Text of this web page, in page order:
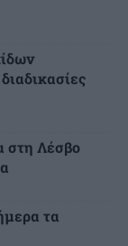
στη Λέσβο
τα